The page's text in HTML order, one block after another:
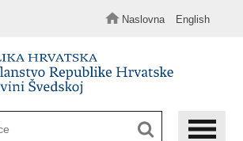
Naslovna English